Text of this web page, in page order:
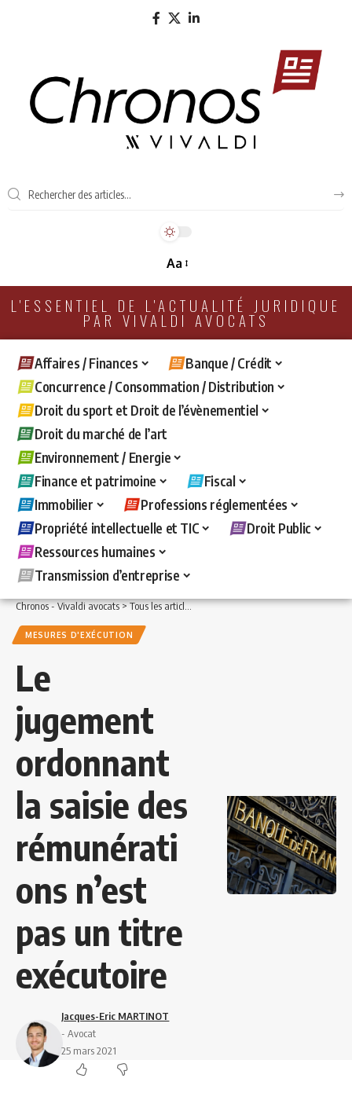
Aa
L'ESSENTIEL DE L'ACTUALITÉ JURIDIQUE
PAR VIVALDI AVOCATS
Affaires / Finances
Banque / Crédit
Concurrence / Consommation / Distribution
Droit du sport et Droit de l’évènementiel
Droit du marché de l’art
Environnement / Energie
Finance et patrimoine
Fiscal
Immobilier
Professions réglementées
Propriété intellectuelle et TIC
Droit Public
Ressources humaines
Transmission d’entreprise
Chronos - Vivaldi avocats>Tous les articles >Banque / Crédit>Mesures
MESURES D'EXÉCUTION
Le
jugement
ordonnant
la saisie des
rémunérati
ons n’est
pas un titre
exécutoire
Jacques-Eric MARTINOT
- Avocat
25 mars 2021